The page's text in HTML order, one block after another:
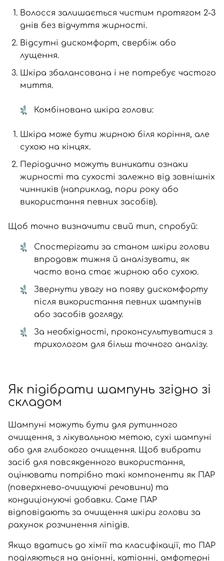
Волосся залишається чистим протягом 2-3
днів без відчуття жирності.
Відсутні дискомфорт, свербіж або
лущення.
Шкіра збалансована і не потребує частого
миття.
Комбінована шкіра голови:
Шкіра може бути жирною біля коріння, але
сухою на кінцях.
Періодично можуть виникати ознаки
жирності та сухості залежно від зовнішніх
чинників (наприклад, пори року або
використання певних засобів).
Щоб точно визначити свий тип, спробуй:
Спостерігати за станом шкіри голови
впродовж тижня й аналізувати, як
часто вона стає жирною або сухою.
Звернути увагу на появу дискомфорту
після використання певних шампунів
або засобів догляду.
За необхідності, проконсультуватися з
трихологом для більш точного аналізу.
Як підібрати шампунь згідно зі
складом
Шампуні можуть бути для рутинного
очищення, з лікувальною метою, сухі шампуні
або для глибокого очищення. Щоб вибрати
засіб для повсякденного використання,
оцінювати потрібно такі компоненти як ПАР
(поверхнево-очищуючі речовини) та
кондиціонуючі добавки. Саме ПАР
відповідають за очищення шкіри голови за
рахунок розчинення ліпідів.
Якщо вдатись до хімії та класифікації, то ПАР
поділяються на аніонні, катіонні, амфотерні